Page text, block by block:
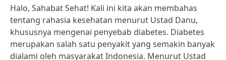
Halo, Sahabat Sehat! Kali ini kita akan membahas
tentang rahasia kesehatan menurut Ustad Danu,
khususnya mengenai penyebab diabetes. Diabetes
merupakan salah satu penyakit yang semakin banyak
dialami oleh masyarakat Indonesia. Menurut Ustad